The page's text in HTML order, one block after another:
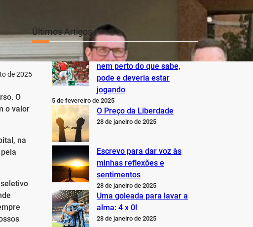
de 2025
O
o valor
na
Últimos Artigos
O Inter não está jogando
nem perto do que sabe,
pode e deveria estar
jogando
5 de fevereiro de 2025
O Preço da Liberdade
28 de janeiro de 2025
Escrevo para dar voz às
minhas reflexões e
sentimentos
28 de janeiro de 2025
Uma goleada para lavar a
alma: 4 x 0!
28 de janeiro de 2025